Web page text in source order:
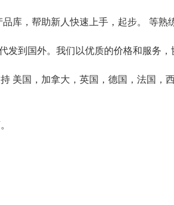
，帮助新人快速上手，起步。 等熟
到国外。我们以优质的价格和服务，
美国，加拿大，英国，德国，法国，